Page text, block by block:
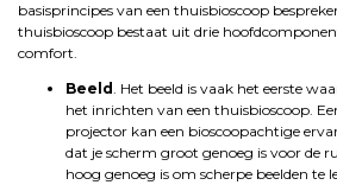
basisprincipes van een thuisbioscoop
thuisbioscoop bestaat uit drie
comfort.
Beeld. Het beeld is vaak het eerste
het inrichten van een thuisbioscoop.
projector kan een bioscoopachtige
dat je scherm groot genoeg is voor de
hoog genoeg is om scherpe beelden te